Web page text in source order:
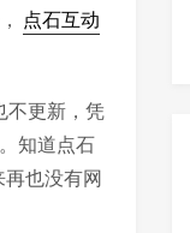
点石互动
不更新，凭
知道点石
也没有网